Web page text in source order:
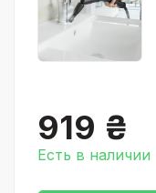
919 ₴
Есть в наличии